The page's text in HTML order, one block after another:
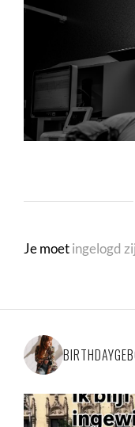
Je moetingelogd